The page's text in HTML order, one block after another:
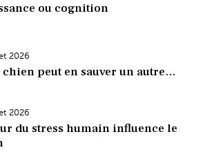
ou cognition
2026
chien peut en sauver un autre…
2026
du stress humain influence le